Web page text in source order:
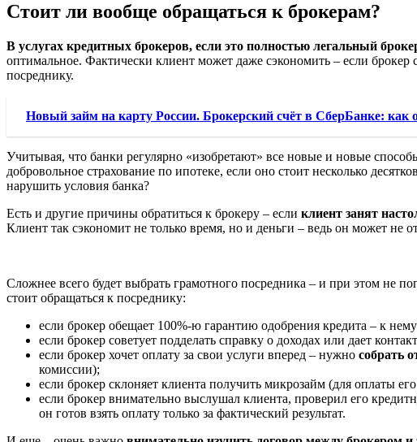
Стоит ли вообще обращаться к брокерам?
В услугах кредитных брокеров, если это полностью легальный
оптимальное. Фактически клиент может даже сэкономить – если
посреднику.
Новый займ на карту России. Брокерский счёт в СберБанке: как
Учитывая, что банки регулярно «изобретают» все новые и новые
добровольное страхование по ипотеке, если оно стоит несколько
нарушить условия банка?
Есть и другие причины обратиться к брокеру – если клиент занят
Клиент так сэкономит не только время, но и деньги – ведь он может не
Сложнее всего будет выбрать грамотного посредника – и при этом не
стоит обращаться к посреднику:
если брокер обещает 100%-ю гарантию одобрения кредита – к
если брокер советует подделать справку о доходах или дает
если брокер хочет оплату за свои услуги вперед – нужно собрать
комиссии);
если брокер склоняет клиента получить микрозайм (для оплаты
если брокер внимательно выслушал клиента, проверил его
он готов взять оплату только за фактический результат.